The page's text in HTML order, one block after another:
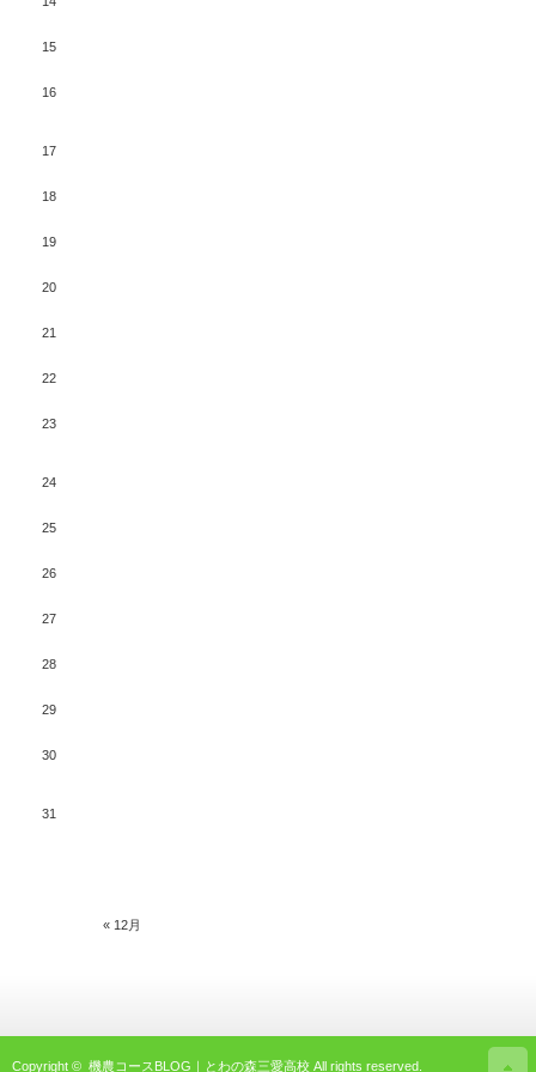
« 12月
15
16
17
18
19
20
21
22
23
24
25
26
27
28
29
30
31
Copyright © 機農コースBLOG｜とわの森三愛高校 All rights reserved.